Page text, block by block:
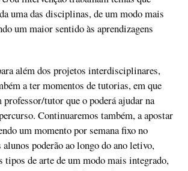
uma das disciplinas, de um modo mais
um maior sentido às aprendizagens
além dos projetos interdisciplinares,
a ter momentos de tutorias, em que
professor/tutor que o poderá ajudar na
Continuaremos também, a apostar
um momento por semana fixo no
poderão ao longo do ano letivo,
tipos de arte de um modo mais integrado,